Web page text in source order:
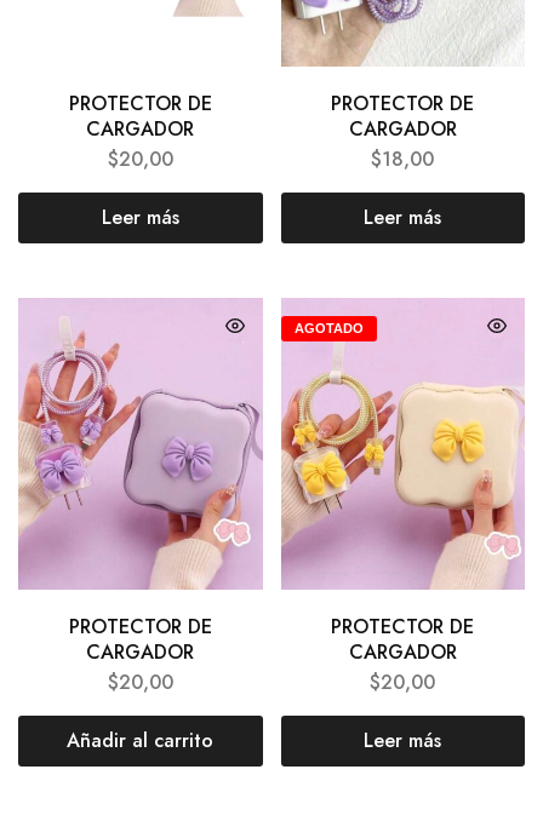
PROTECTOR DE
CARGADOR
$20,00
Leer más
PROTECTOR DE
CARGADOR
$18,00
Leer más
PROTECTOR DE
CARGADOR
$20,00
Añadir al carrito
AGOTADO
PROTECTOR DE
CARGADOR
$20,00
Leer más